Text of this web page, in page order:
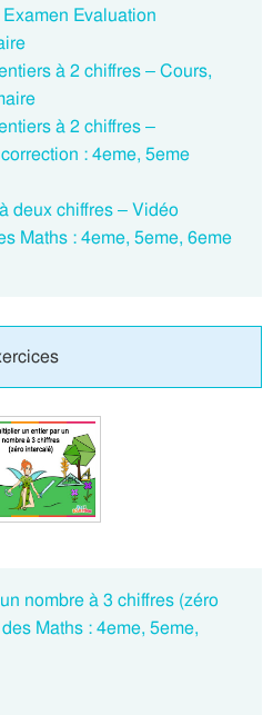
Evaluation
à 2 chiffres – Cours,
à 2 chiffres –
: 4eme, 5eme
deux chiffres – Vidéo
Maths : 4eme, 5eme, 6eme
nombre à 3 chiffres (zéro
Maths : 4eme, 5eme,